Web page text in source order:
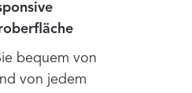
bequem von
von jedem